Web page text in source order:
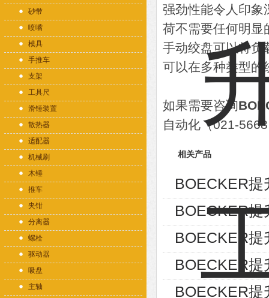
砂带
喷嘴
模具
手推车
支架
工具尺
滑锤装置
散热器
适配器
机械刷
木锤
推车
夹钳
分离器
螺栓
驱动器
吸盘
主轴
强劲性能令人印
荷不需要任何明显
手动绞盘可以将负
可以在多种类型的
如果需要咨询
自动化（021-
相关产品
BOECKER
BOECKER
BOECKER提
BOECKER
BOECKER